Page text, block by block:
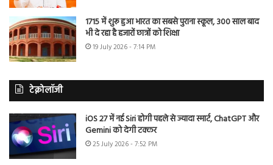
1715 में शुरू हुआ भारत का सबसे पुराना स्कूल, 300 साल बाद
भी दे रहा है हजारों छात्रों को शिक्षा
19 July 2026 - 7:14 PM
टेक्नोलॉजी
iOS 27 में नई Siri होगी पहले से ज्यादा स्मार्ट, ChatGPT और
Gemini को देगी टक्कर
25 July 2026 - 7:52 PM